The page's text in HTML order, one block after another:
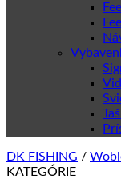
DK FISHING /
KATEGÓRIE